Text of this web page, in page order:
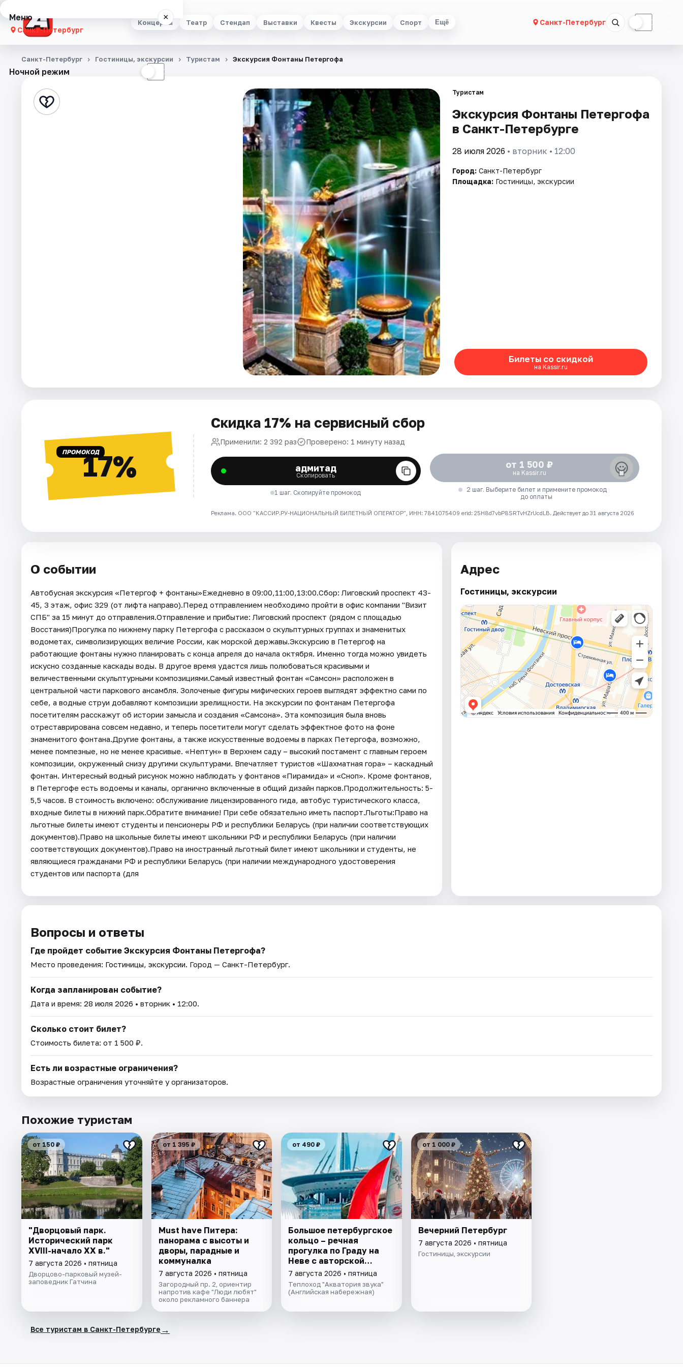
Концерты Театр Стендап Выставки Квесты Экскурсии Спорт Ещё Санкт-Петербург ☾
Меню ×
Санкт-Петербург
Концерты
Стендап
Ночной режим ☾
Санкт-Петербург Гостиницы, экскурсии Туристам Экскурсия Фонтаны Петергофа
Туристам
Экскурсия Фонтаны Петергофа
в Санкт-Петербурге
28 июля 2026 • вторник • 12:00
Город: Санкт-Петербург
Площадка: Гостиницы, экскурсии
Билеты со скидкой
на Kassir.ru
ПРОМОКОД17%
Скидка 17% на сервисный сбор
Применили: 2 392 раз Проверено: 1 минуту назад
адмитад
Скопировать
1 шаг. Скопируйте промокод
от 1 500 ₽
на Kassir.ru
2 шаг. Выберите билет и примените промокод
до оплаты
Реклама. ООО "КАССИР.РУ-НАЦИОНАЛЬНЫЙ БИЛЕТНЫЙ ОПЕРАТОР", ИНН: 7841075409 erid: 25H8d7vbP8SRTvHZrUcdLB. Действует до 31 августа 2026
О событии
Автобусная экскурсия «Петергоф + фонтаны»Ежедневно в 09:00,11:00,13:00.Сбор: Лиговский проспект 43-
45, 3 этаж, офис 329 (от лифта направо).Перед отправлением необходимо пройти в офис компании "Визит
СПБ" за 15 минут до отправления.Отправление и прибытие: Лиговский проспект (рядом с площадью
Восстания)Прогулка по нижнему парку Петергофа с рассказом о скульптурных группах и знаменитых
водометах, символизирующих величие России, как морской державы.Экскурсию в Петергоф на
работающие фонтаны нужно планировать с конца апреля до начала октября. Именно тогда можно увидеть
искусно созданные каскады воды. В другое время удастся лишь полюбоваться красивыми и
величественными скульптурными композициями.Самый известный фонтан «Самсон» расположен в
центральной части паркового ансамбля. Золоченые фигуры мифических героев выглядят эффектно сами по
себе, а водные струи добавляют композиции зрелищности. На экскурсии по фонтанам Петергофа
посетителям расскажут об истории замысла и создания «Самсона». Эта композиция была вновь
отреставрирована совсем недавно, и теперь посетители могут сделать эффектное фото на фоне
знаменитого фонтана.Другие фонтаны, а также искусственные водоемы в парках Петергофа, возможно,
менее помпезные, но не менее красивые. «Нептун» в Верхнем саду – высокий постамент с главным героем
композиции, окруженный снизу другими скульптурами. Впечатляет туристов «Шахматная гора» – каскадный
фонтан. Интересный водный рисунок можно наблюдать у фонтанов «Пирамида» и «Сноп». Кроме фонтанов,
в Петергофе есть водоемы и каналы, органично включенные в общий дизайн парков.Продолжительность: 5-
5,5 часов. В стоимость включено: обслуживание лицензированного гида, автобус туристического класса,
входные билеты в нижний парк.Обратите внимание! При себе обязательно иметь паспорт.Льготы:Право на
льготные билеты имеют студенты и пенсионеры РФ и республики Беларусь (при наличии соответствующих
документов).Право на школьные билеты имеют школьники РФ и республики Беларусь (при наличии
соответствующих документов).Право на иностранный льготный билет имеют школьники и студенты, не
являющиеся гражданами РФ и республики Беларусь (при наличии международного удостоверения
студентов или паспорта (для
Адрес
Гостиницы, экскурсии
Вопросы и ответы
Где пройдет событие Экскурсия Фонтаны Петергофа?
Место проведения: Гостиницы, экскурсии. Город — Санкт-Петербург.
Когда запланирован событие?
Дата и время: 28 июля 2026 • вторник • 12:00.
Сколько стоит билет?
Стоимость билета: от 1 500 ₽.
Есть ли возрастные ограничения?
Возрастные ограничения уточняйте у организаторов.
Похожие туристам
от 150 ₽
"Дворцовый парк.
Исторический парк
XVIII-начало XX в."
7 августа 2026 • пятница
Дворцово-парковый музей-
заповедник Гатчина
от 1 395 ₽
Must have Питера:
панорама с высоты и
дворы, парадные и
коммуналка
7 августа 2026 • пятница
Загородный пр. 2, ориентир
напротив кафе "Люди любят"
около рекламного баннера
от 490 ₽
Большое петербургское
кольцо – речная
прогулка пo Граду на
Неве с авторской
экскурсией и живой
музыкой в тёплом
салоне теплохода
7 августа 2026 • пятница
Теплоход "Акватория звука"
(Английская набережная)
от 1 000 ₽
Вечерний Петербург
7 августа 2026 • пятница
Гостиницы, экскурсии
Все туристам в Санкт-Петербурге →